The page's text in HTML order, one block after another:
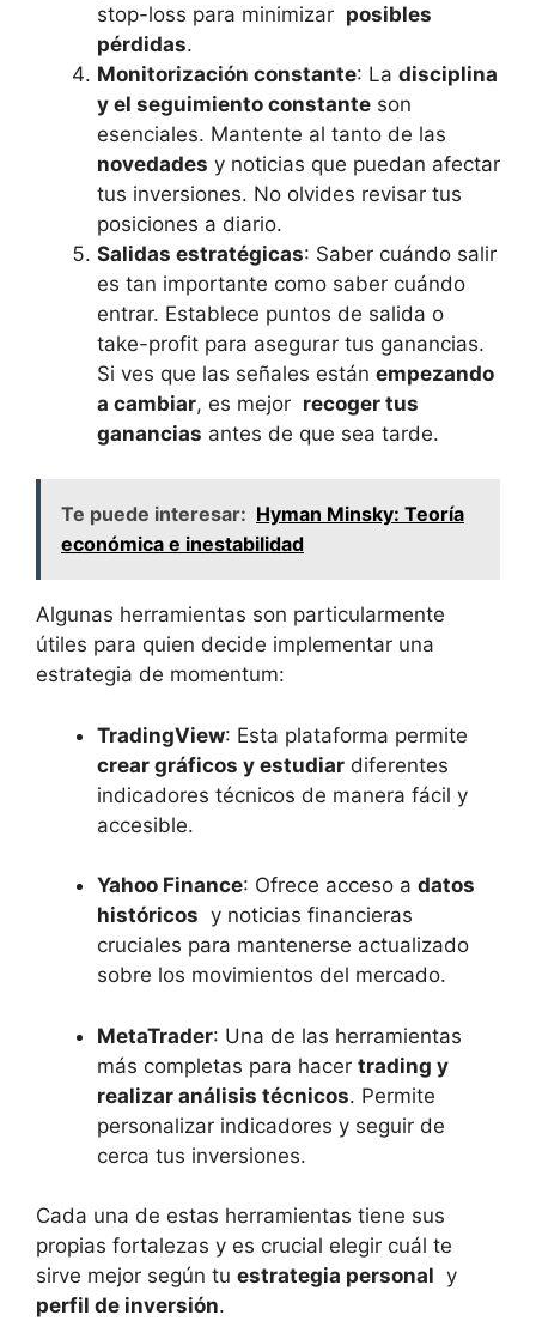
stop-loss para⁢ minimizar ‍ posibles
pérdidas.
Monitorización constante: ‌La disciplina
y el seguimiento constante son
esenciales.​ Mantente al tanto de⁣ las
novedades y noticias que ⁣puedan afectar
tus⁢ inversiones. No olvides revisar‍ tus
⁢posiciones a diario.
Salidas estratégicas: Saber cuándo salir
es tan importante ⁣como saber cuándo
entrar. ⁣Establece ‍puntos de salida o
take-profit para asegurar tus ganancias.
‌Si ves que las señales están empezando⁤
a cambiar, es mejor ⁤ recoger tus
ganancias antes de que sea‍ tarde.
Te puede interesar: Hyman Minsky: Teoría
económica e inestabilidad
Algunas herramientas ‌son‍ particularmente
⁣útiles‍ para quien​ decide ‌implementar una
estrategia⁢ de ⁣momentum:
TradingView: Esta ‍plataforma⁣ permite
crear gráficos​ y estudiar diferentes
indicadores técnicos ‍de manera fácil y
accesible.
Yahoo Finance: ‌Ofrece ⁢acceso⁤ a datos
históricos ⁣ y noticias financieras ​
cruciales⁤ para mantenerse actualizado
sobre los movimientos del⁤ mercado.
MetaTrader: ‌Una de las herramientas
más completas para hacer trading y
realizar⁣ análisis ⁤técnicos. Permite
personalizar indicadores y seguir de
cerca tus inversiones.
Cada una de estas herramientas ​tiene sus
⁢propias fortalezas y ⁢es crucial⁢ elegir ​cuál‍ te
sirve mejor según tu estrategia ‍personal ‍ y
perfil ‌de‍ inversión.